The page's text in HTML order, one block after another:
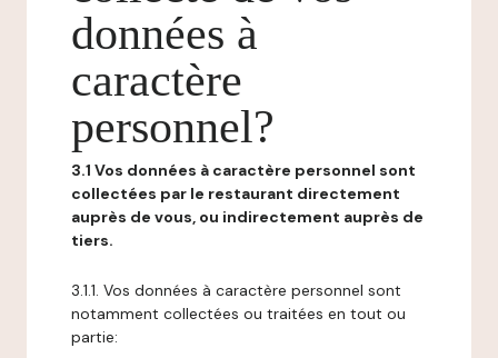
données à
caractère
personnel?
3.1 Vos données à caractère personnel sont
collectées par le restaurant directement
auprès de vous, ou indirectement auprès de
tiers.
3.1.1. Vos données à caractère personnel sont
notamment collectées ou traitées en tout ou
partie: